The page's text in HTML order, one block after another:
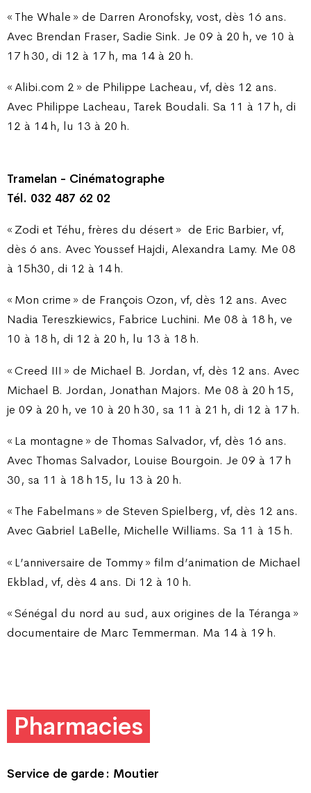
« The Whale » de Darren Aronofsky, vost, dès 16 ans.
Avec Brendan Fraser, Sadie Sink. Je 09 à 20 h, ve 10 à
17 h 30, di 12 à 17 h, ma 14 à 20 h.
« Alibi.com 2 » de Philippe Lacheau, vf, dès 12 ans.
Avec Philippe Lacheau, Tarek Boudali. Sa 11 à 17 h, di
12 à 14 h, lu 13 à 20 h.
Tramelan - Cinématographe
Tél. 032 487 62 02
« Zodi et Téhu, frères du désert » de Eric Barbier, vf,
dès 6 ans. Avec Youssef Hajdi, Alexandra Lamy. Me 08
à 15h30, di 12 à 14 h.
« Mon crime » de François Ozon, vf, dès 12 ans. Avec
Nadia Tereszkiewics, Fabrice Luchini. Me 08 à 18 h, ve
10 à 18 h, di 12 à 20 h, lu 13 à 18 h.
« Creed III » de Michael B. Jordan, vf, dès 12 ans. Avec
Michael B. Jordan, Jonathan Majors. Me 08 à 20 h 15,
je 09 à 20 h, ve 10 à 20 h 30, sa 11 à 21 h, di 12 à 17 h.
« La montagne » de Thomas Salvador, vf, dès 16 ans.
Avec Thomas Salvador, Louise Bourgoin. Je 09 à 17 h
30, sa 11 à 18 h 15, lu 13 à 20 h.
« The Fabelmans » de Steven Spielberg, vf, dès 12 ans.
Avec Gabriel LaBelle, Michelle Williams. Sa 11 à 15 h.
« L’anniversaire de Tommy » film d’animation de Michael
Ekblad, vf, dès 4 ans. Di 12 à 10 h.
« Sénégal du nord au sud, aux origines de la Téranga »
documentaire de Marc Temmerman. Ma 14 à 19 h.
Pharmacies
Service de garde : Moutier